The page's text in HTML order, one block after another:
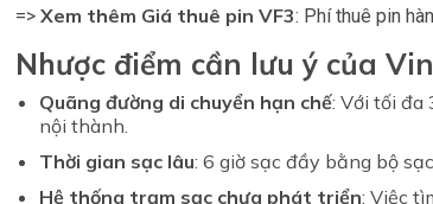
=>Xem thêm Giá thuê pin VF3: Phí thuê pin
Nhược điểm cần lưu ý của
Quãng đường di chuyển hạn chế: Với tối đa
nội thành.
Thời gian sạc lâu: 6 giờ sạc đầy bằng bộ
Hệ thống trạm sạc chưa phát triển: Việc